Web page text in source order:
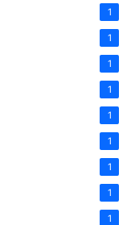
1
1
1
1
1
1
1
1
1